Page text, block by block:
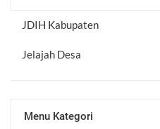
JDIH Kabupaten
Jelajah Desa
Menu Kategori